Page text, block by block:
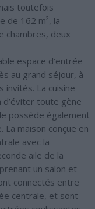
toutefois
de 162 m², la
chambres, deux
espace d’entrée
au grand séjour, à
invités. La cuisine
d’éviter toute gène
possède également
La maison conçue en
avec la
aile de la
un salon et
connectés entre
centrale, et sont